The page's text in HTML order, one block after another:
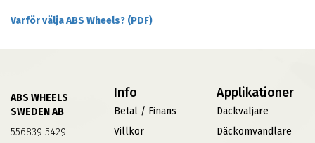
Varför välja ABS Wheels? (PDF)
ABS WHEELS
SWEDEN AB
556839 5429
Info
Betal / Finans
Villkor
Applikationer
Däckväljare
Däckomvandlare